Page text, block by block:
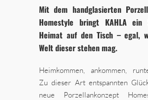
Mit dem handglasierten
Homestyle bringt KAHLA ein
Heimat auf den Tisch – egal,
Welt dieser stehen mag.
Heimkommen, ankommen,
Zu dieser Art entspannten
neue Porzellankonzept